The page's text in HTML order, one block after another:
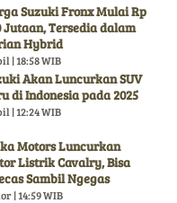
Suzuki Fronx Mulai Rp
Jutaan, Tersedia dalam
Hybrid
| 18:58 WIB
Akan Luncurkan SUV
di Indonesia pada 2025
| 12:24 WIB
Motors Luncurkan
Listrik Cavalry, Bisa
Sambil Ngegas
| 14:59 WIB